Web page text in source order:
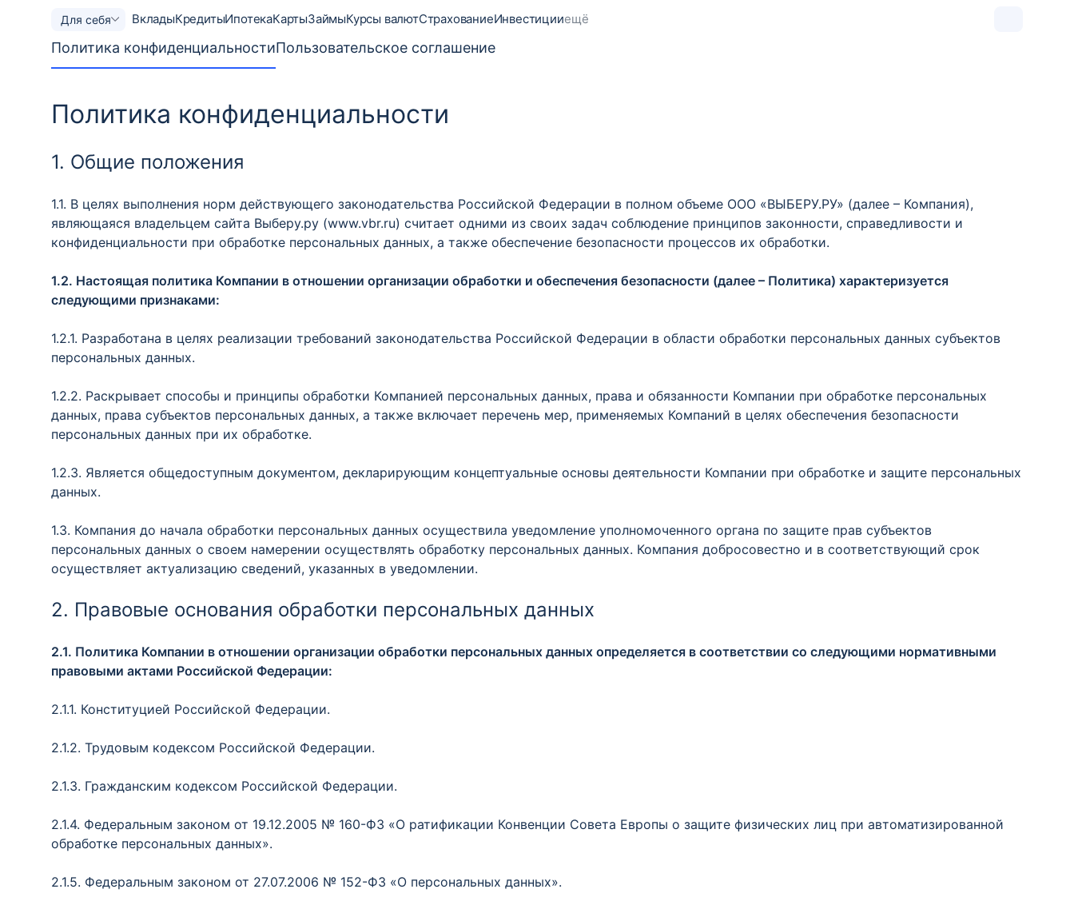
Для себя ВкладыКредитыИпотекаКартыЗаймыКурсы валютСтрахованиеИнвестицииещё
Политика конфиденциальностиПользовательское соглашение
Политика конфиденциальности
1. Общие положения
1.1. В целях выполнения норм действующего законодательства Российской Федерации в полном объеме ООО «ВЫБЕРУ.РУ» (далее – Компания),
являющаяся владельцем сайта Выберу.ру (www.vbr.ru) считает одними из своих задач соблюдение принципов законности, справедливости и
конфиденциальности при обработке персональных данных, а также обеспечение безопасности процессов их обработки.
1.2. Настоящая политика Компании в отношении организации обработки и обеспечения безопасности (далее – Политика) характеризуется
следующими признаками:
1.2.1. Разработана в целях реализации требований законодательства Российской Федерации в области обработки персональных данных субъектов
персональных данных.
1.2.2. Раскрывает способы и принципы обработки Компанией персональных данных, права и обязанности Компании при обработке персональных
данных, права субъектов персональных данных, а также включает перечень мер, применяемых Компаний в целях обеспечения безопасности
персональных данных при их обработке.
1.2.3. Является общедоступным документом, декларирующим концептуальные основы деятельности Компании при обработке и защите персональных
данных.
1.3. Компания до начала обработки персональных данных осуществила уведомление уполномоченного органа по защите прав субъектов
персональных данных о своем намерении осуществлять обработку персональных данных. Компания добросовестно и в соответствующий срок
осуществляет актуализацию сведений, указанных в уведомлении.
2. Правовые основания обработки персональных данных
2.1. Политика Компании в отношении организации обработки персональных данных определяется в соответствии со следующими нормативными
правовыми актами Российской Федерации:
2.1.1. Конституцией Российской Федерации.
2.1.2. Трудовым кодексом Российской Федерации.
2.1.3. Гражданским кодексом Российской Федерации.
2.1.4. Федеральным законом от 19.12.2005 № 160-ФЗ «О ратификации Конвенции Совета Европы о защите физических лиц при автоматизированной
обработке персональных данных».
2.1.5. Федеральным законом от 27.07.2006 № 152-ФЗ «О персональных данных».